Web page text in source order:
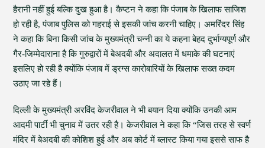
हैरानी नहीं हुई बल्कि दुख हुआ है। कैप्टन ने कहा कि पंजाब के खिलाफ साजिश
हो रही है, पंजाब पुलिस को गहराई से इसकी जांच करनी चाहिए। अमरिंदर सिंह
ने कहा कि बिना किसी जांच के मुख्यमंत्री चन्नी का ये कहना बेहद दुर्भाग्यपूर्ण और
गैर-जिम्मेदाराना है कि गुरुद्वारों में बेअदबी और अदालत में धमाके की घटनाएं
इसलिए हो रही है क्योंकि पंजाब में ड्रग्स कारोबारियों के खिलाफ सख्त कदम
उठाए जा रहे हैं।
दिल्ली के मुख्यमंत्री अरविंद केजरीवाल ने भी बयान दिया क्योंकि उनकी आम
आदमी पार्टी भी चुनाव में उतर रही है। केजरीवाल ने कहा कि “जिस तरह से स्वर्ण
मंदिर में बेअदबी की कोशिश हुई और अब कोर्ट में ब्लास्ट किया गया इससे साफ है